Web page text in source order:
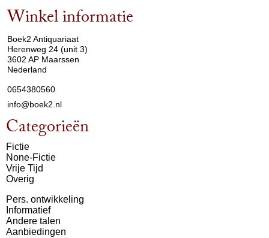
Winkel informatie
Boek2 Antiquariaat
Herenweg 24 (unit 3)
3602 AP Maarssen
Nederland
0654380560
info@boek2.nl
Categorieën
Fictie
None-Fictie
Vrije Tijd
Overig
Pers. ontwikkeling
Informatief
Andere talen
Aanbiedingen